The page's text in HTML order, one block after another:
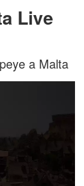
Live
a Malta